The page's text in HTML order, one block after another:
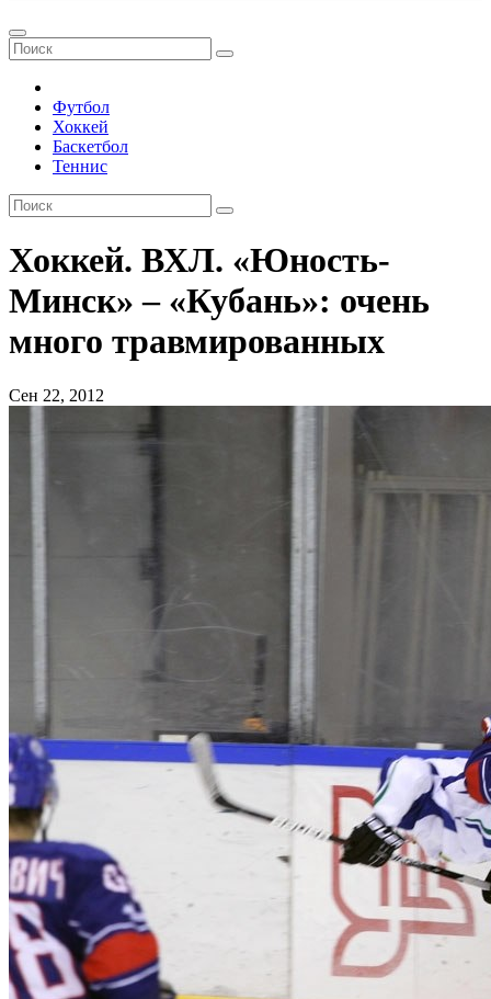
Футбол
Хоккей
Баскетбол
Теннис
Хоккей. ВХЛ. «Юность-
Минск» – «Кубань»: очень
много травмированных
Сен 22, 2012